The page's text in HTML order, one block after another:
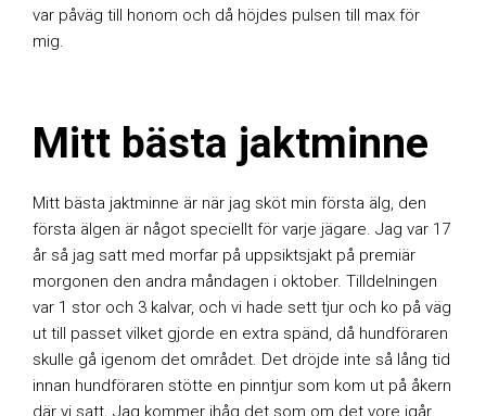
var påväg till honom och då höjdes pulsen till max för
mig.
Mitt bästa jaktminne
Mitt bästa jaktminne är när jag sköt min första älg, den
första älgen är något speciellt för varje jägare. Jag var 17
år så jag satt med morfar på uppsiktsjakt på premiär
morgonen den andra måndagen i oktober. Tilldelningen
var 1 stor och 3 kalvar, och vi hade sett tjur och ko på väg
ut till passet vilket gjorde en extra spänd, då hundföraren
skulle gå igenom det området. Det dröjde inte så lång tid
innan hundföraren stötte en pinntjur som kom ut på åkern
där vi satt. Jag kommer ihåg det som om det vore igår